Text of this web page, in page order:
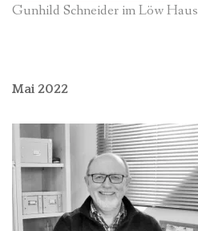
Gunhild Schneider im Löw Haus
Mai 2022